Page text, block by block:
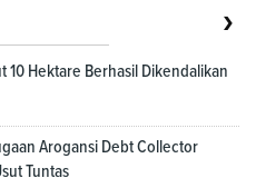
›
10 Hektare Berhasil Dikendalikan
Arogansi Debt Collector
Tuntas